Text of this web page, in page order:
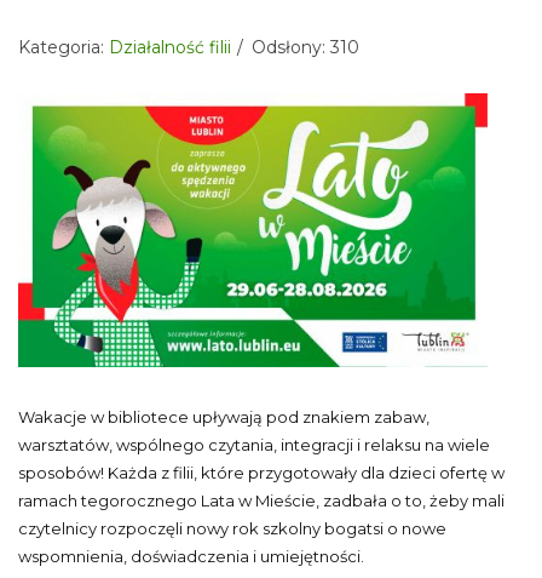
Kategoria: Działalność filii Odsłony: 310
Wakacje w bibliotece upływają pod znakiem zabaw,
warsztatów, wspólnego czytania, integracji i relaksu na wiele
sposobów! Każda z filii, które przygotowały dla dzieci ofertę w
ramach tegorocznego Lata w Mieście, zadbała o to, żeby mali
czytelnicy rozpoczęli nowy rok szkolny bogatsi o nowe
wspomnienia, doświadczenia i umiejętności.